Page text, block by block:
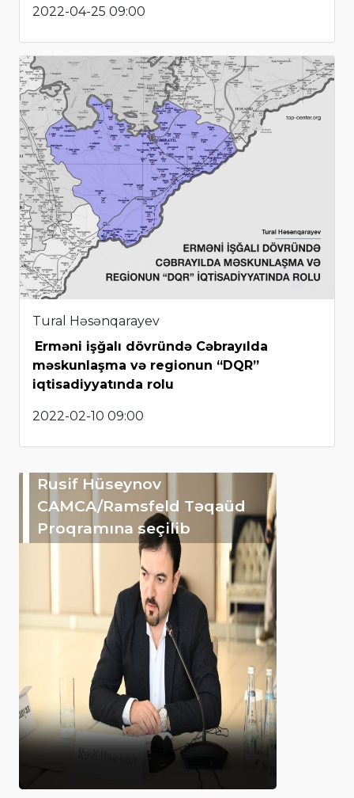
2022-04-25 09:00
Tural Həsənqarayev
Erməni işğalı dövründə Cəbrayılda
məskunlaşma və regionun “DQR”
iqtisadiyyatında rolu
2022-02-10 09:00
Rusif Hüseynov
CAMCA/Ramsfeld Təqaüd
Proqramına seçilib